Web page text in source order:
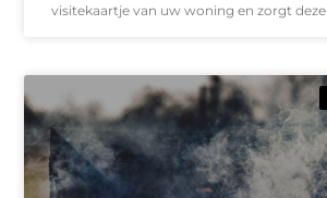
visitekaartje van uw woning en zorgt deze